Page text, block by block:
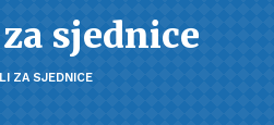
sjednice
ZA SJEDNICE